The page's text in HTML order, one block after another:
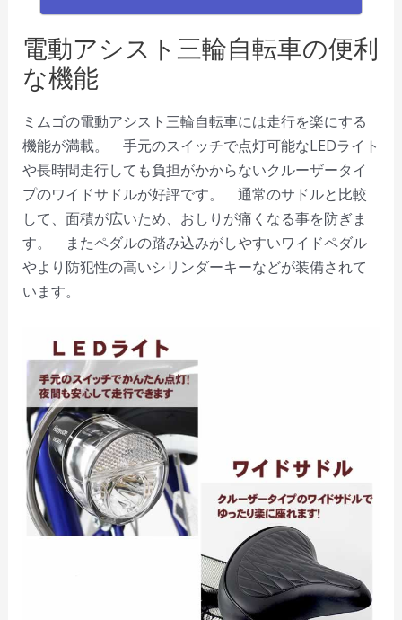
電動アシスト三輪自転車の便利
な機能
ミムゴの電動アシスト三輪自転車には走行を楽にする
機能が満載。 手元のスイッチで点灯可能なLEDライト
や長時間走行しても負担がかからないクルーザータイ
プのワイドサドルが好評です。 通常のサドルと比較
して、面積が広いため、おしりが痛くなる事を防ぎま
す。 またペダルの踏み込みがしやすいワイドペダル
やより防犯性の高いシリンダーキーなどが装備されて
います。